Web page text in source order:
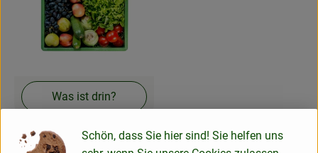
Bio-Kochboxen
Was ist drin?
Bürokiste Obst & GemüseSchön, dass Sie hier sind! Sie helfen uns